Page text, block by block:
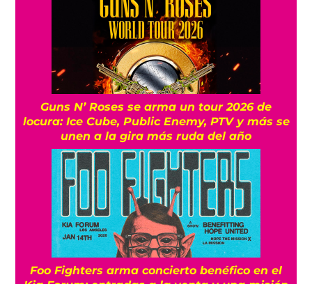
Guns N’ Roses se arma un tour 2026 de
locura: Ice Cube, Public Enemy, PTV y más se
unen a la gira más ruda del año
Foo Fighters arma concierto benéfico en el